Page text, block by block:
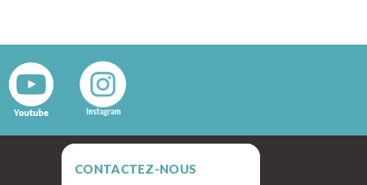
CONTACTEZ-NOUS